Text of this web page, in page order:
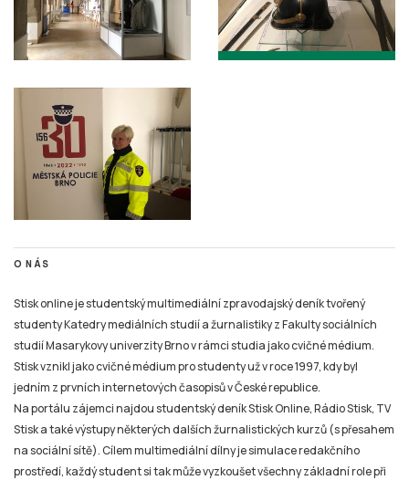
O NÁS
Stisk online je studentský multimediální zpravodajský deník tvořený
studenty Katedry mediálních studií a žurnalistiky z Fakulty sociálních
studií Masarykovy univerzity Brno v rámci studia jako cvičné médium.
Stisk vznikl jako cvičné médium pro studenty už v roce 1997, kdy byl
jedním z prvních internetových časopisů v České republice.
Na portálu zájemci najdou studentský deník Stisk Online, Rádio Stisk, TV
Stisk a také výstupy některých dalších žurnalistických kurzů (s přesahem
na sociální sítě). Cílem multimediální dílny je simulace redakčního
prostředí, každý student si tak může vyzkoušet všechny základní role při